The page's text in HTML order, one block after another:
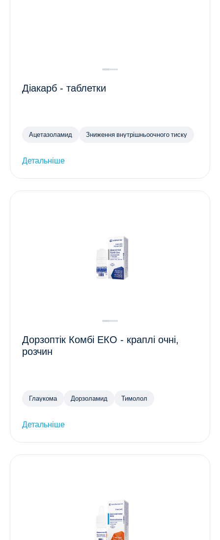
Діакарб - таблетки
Ацетазоламид Зниження внутрішньоочного тиску
Детальніше
Дорзоптік Комбі ЕКО - краплі очні,
розчин
Глаукома Дорзоламид Тимолол
Детальніше